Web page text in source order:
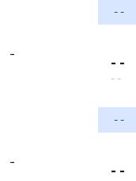
- -
-
- -
- -
- -
-
- -